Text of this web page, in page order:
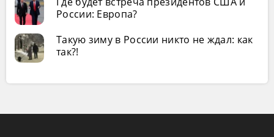
России: Европа?
Такую зиму в России никто не ждал: как
так?!